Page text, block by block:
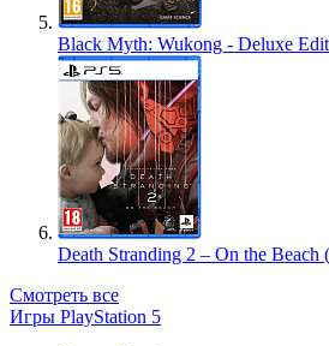
Black Myth: Wukong - Deluxe
Death Stranding 2 – On the Beach
Смотреть все
Игры PlayStation 5